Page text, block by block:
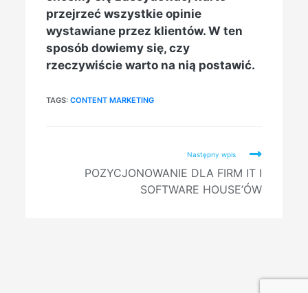
przejrzeć wszystkie opinie
wystawiane przez klientów. W ten
sposób dowiemy się, czy
rzeczywiście warto na nią postawić.
TAGS:CONTENT MARKETING
Następny wpis
POZYCJONOWANIE DLA FIRM IT I
SOFTWARE HOUSE’ÓW